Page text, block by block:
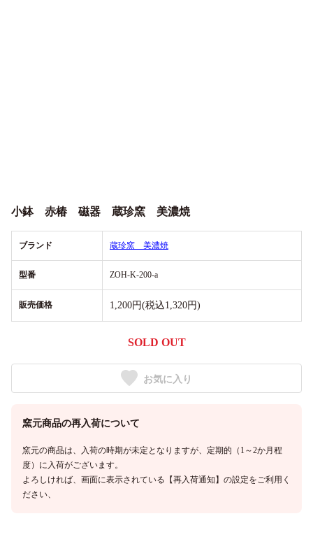
小鉢 赤椿 磁器 蔵珍窯 美濃焼
ブランド 蔵珍窯 美濃焼
型番 ZOH-K-200-a
販売価格 1,200円(税込1,320円)
SOLD OUT
お気に入り
窯元商品の再入荷について
窯元の商品は、入荷の時期が未定となりますが、定期的（1～2か月程
度）に入荷がございます。
よろしければ、画面に表示されている【再入荷通知】の設定をご利用く
ださい、